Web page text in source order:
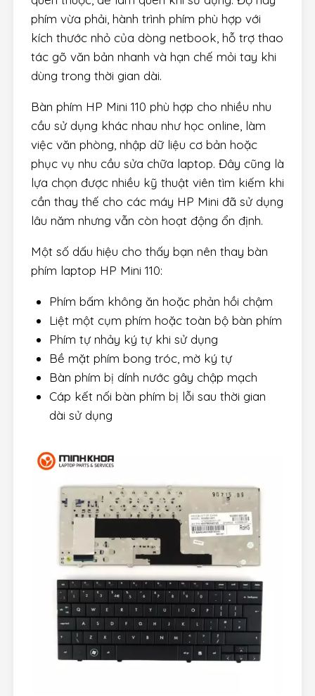
phím vừa phải, hành trình phím phù hợp với
kích thước nhỏ của dòng netbook, hỗ trợ thao
tác gõ văn bản nhanh và hạn chế mỏi tay khi
dùng trong thời gian dài.
Bàn phím HP Mini 110 phù hợp cho nhiều nhu
cầu sử dụng khác nhau như học online, làm
việc văn phòng, nhập dữ liệu cơ bản hoặc
phục vụ nhu cầu sửa chữa laptop. Đây cũng là
lựa chọn được nhiều kỹ thuật viên tìm kiếm khi
cần thay thế cho các máy HP Mini đã sử dụng
lâu năm nhưng vẫn còn hoạt động ổn định.
Một số dấu hiệu cho thấy bạn nên thay bàn
phím laptop HP Mini 110:
Phím bấm không ăn hoặc phản hồi chậm
Liệt một cụm phím hoặc toàn bộ bàn phím
Phím tự nhảy ký tự khi sử dụng
Bề mặt phím bong tróc, mờ ký tự
Bàn phím bị dính nước gây chập mạch
Cáp kết nối bàn phím bị lỗi sau thời gian
dài sử dụng